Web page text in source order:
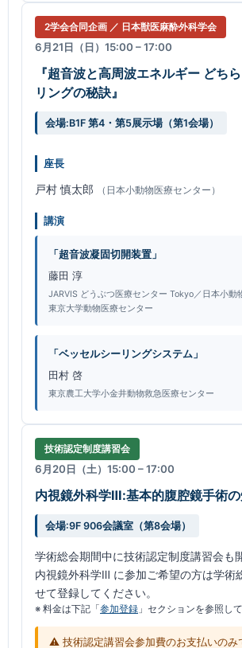
2学会合同企画 ／ 日本獣医麻酔外科学会
6月21日（日）15:00 – 17:00
『超音波と高周波エネルギー どち
リングの秘訣』
会場:B1F 第4・第5展示場（第1会場）
座長
戸村 慎太郎 （日本小動物医療センター）
講演
「超音波凝固切開装置」
藤田 淳
JARVIS どうぶつ医療センター Tokyo／日本小動
東京大学動物医療センター
「ベッセルシーリングシステム」
田村 啓
東京農工大学小金井動物救急医療センター
技術認定制度講習会
6月20日（土）15:00 – 17:00
内視鏡外科学Ⅲ:基本的腹腔鏡手術
会場:9F 906会議室（第8会場）
学術総会期間中に技術認定制度講習会も
内視鏡外科学Ⅲ に参加ご希望の方は学術
せて登録してください。
※ 料金は下記「参加登録 」セクションを参照し
⚠️ 技術認定講習会参加費のお支払いのみ